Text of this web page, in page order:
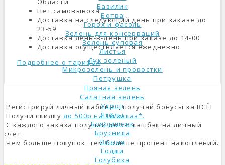
Базилик
Ботва
Горох и фасоль
Зелень для консерваций
Зелень суповая
Листья
Лук зеленый
Микрозелень и проростки
Петрушка
Пряная зелень
Салатная зелень
Укроп
Ягоды
Боярышник
Брусника
Вишня
Годжи
Голубика
Нет самовывоза
Доставка на следующий день при заказе до
23-59
Доставка день-в-день при заказе до 14-00
Доставка осуществляется ежедневно
Подробнее о тарифах
Регистрируй личный кабинет, получай бонусы за ВСЁ!
Получи скидкудо 500р на 1й заказ*.
С каждого заказа получай до 5% кэшбэк на личный
счет.
Чем больше покупок, тем больше процент накоплений.